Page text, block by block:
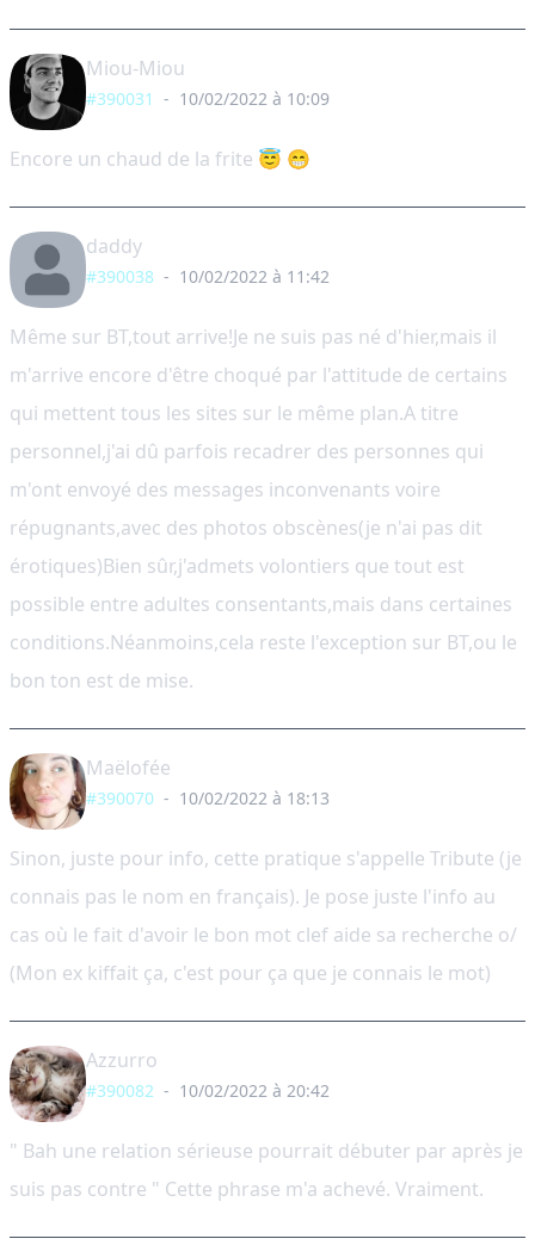
Miou-Miou
#390031 - 10/02/2022 à 10:09
Encore un chaud de la frite 😇 😁
daddy
#390038 - 10/02/2022 à 11:42
Même sur BT,tout arrive!Je ne suis pas né d'hier,mais il
m'arrive encore d'être choqué par l'attitude de certains
qui mettent tous les sites sur le même plan.A titre
personnel,j'ai dû parfois recadrer des personnes qui
m'ont envoyé des messages inconvenants voire
répugnants,avec des photos obscènes(je n'ai pas dit
érotiques)Bien sûr,j'admets volontiers que tout est
possible entre adultes consentants,mais dans certaines
conditions.Néanmoins,cela reste l'exception sur BT,ou le
bon ton est de mise.
Maëlofée
#390070 - 10/02/2022 à 18:13
Sinon, juste pour info, cette pratique s'appelle Tribute (je
connais pas le nom en français). Je pose juste l'info au
cas où le fait d'avoir le bon mot clef aide sa recherche o/
(Mon ex kiffait ça, c'est pour ça que je connais le mot)
Azzurro
#390082 - 10/02/2022 à 20:42
" Bah une relation sérieuse pourrait débuter par après je
suis pas contre " Cette phrase m'a achevé. Vraiment.